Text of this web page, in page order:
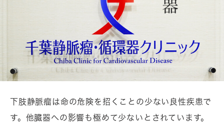
下肢静脈瘤は命の危険を招くことの少ない良性疾患で
す。他臓器への影響も極めて少ないとされています。